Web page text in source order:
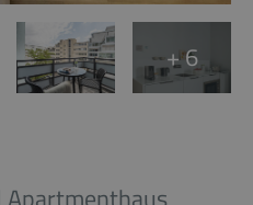
+ 6